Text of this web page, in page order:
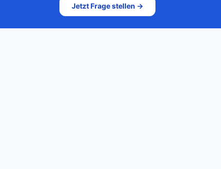
Jetzt Frage stellen →